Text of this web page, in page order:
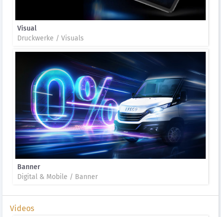
Visual
Druckwerke / Visuals
Banner
Digital & Mobile / Banner
Videos